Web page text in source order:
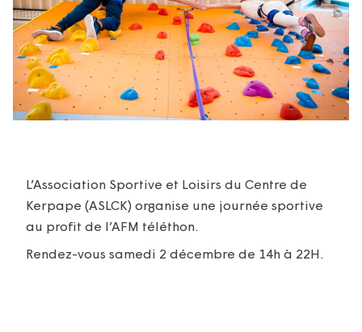
L’Association Sportive et Loisirs du Centre de
Kerpape (ASLCK) organise une journée sportive
au profit de l’AFM téléthon.
Rendez-vous samedi 2 décembre de 14h à 22H.